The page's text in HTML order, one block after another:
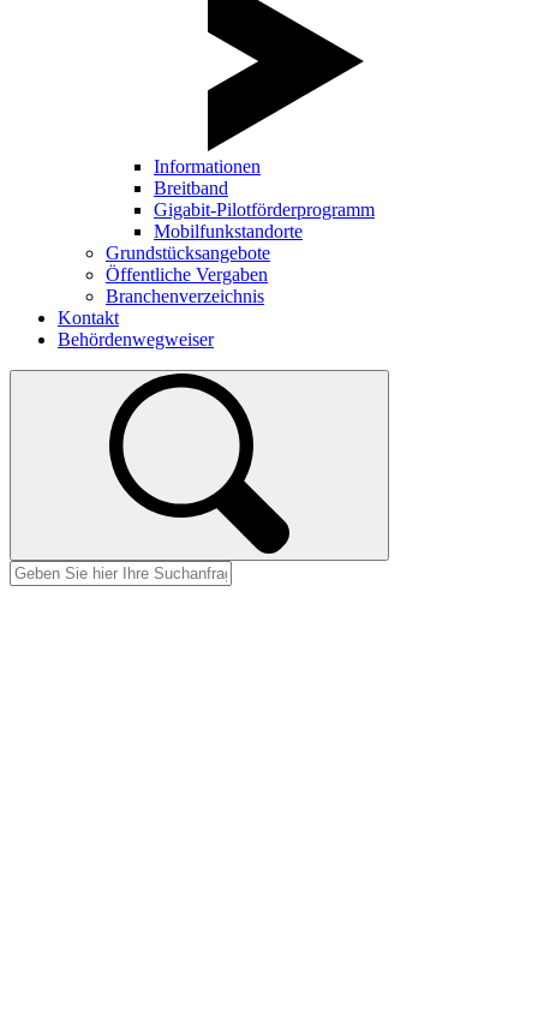
Informationen
Breitband
Gigabit-Pilotförderprogramm
Mobilfunkstandorte
Grundstücksangebote
Öffentliche Vergaben
Branchenverzeichnis
Kontakt
Behördenwegweiser